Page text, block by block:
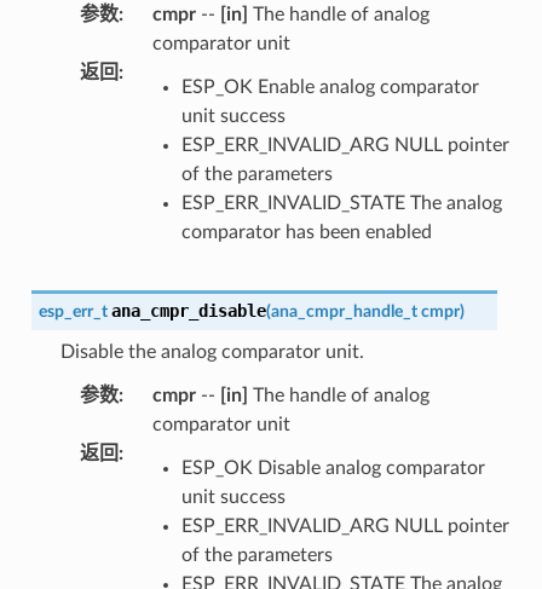
参数: cmpr-- [in] The handle of analog
comparator unit
返回 :
ESP_OK Enable analog comparator
unit success
ESP_ERR_INVALID_ARG NULL pointer
of the parameters
ESP_ERR_INVALID_STATE The analog
comparator has been enabled
esp_err_t ana_cmpr_disable(ana_cmpr_handle_t cmpr)
Disable the analog comparator unit.
参数: cmpr-- [in] The handle of analog
comparator unit
返回 :
ESP_OK Disable analog comparator
unit success
ESP_ERR_INVALID_ARG NULL pointer
of the parameters
ESP_ERR_INVALID_STATE The analog